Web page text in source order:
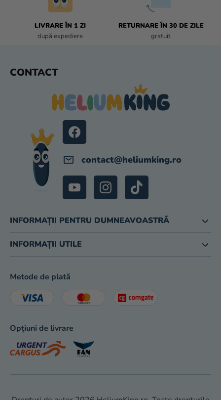
LIVRARE ÎN 1 ZI
după expediere
RETURNARE ÎN 30 DE ZILE
gratuit
CONTACT
contact@heliumking.ro
INFORMAȚII PENTRU DUMNEAVOASTRĂ
INFORMAȚII UTILE
Metode de plată
Opțiuni de livrare